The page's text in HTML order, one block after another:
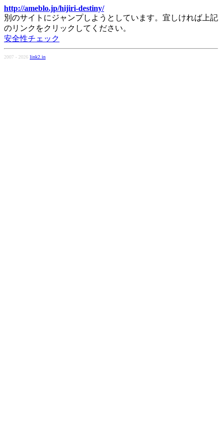
http://ameblo.jp/hijiri-destiny/
別のサイトにジャンプしようとしています。宜しければ上記
のリンクをクリックしてください。
安全性チェック
2007 - 2026 link2.in